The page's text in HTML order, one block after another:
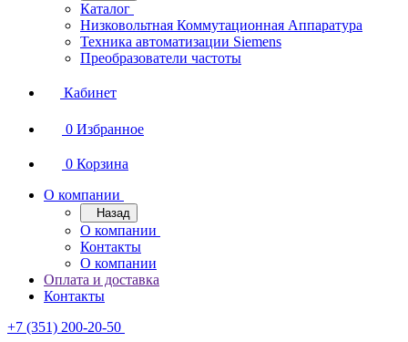
Каталог
Низковольтная Коммутационная Аппаратура
Техника автоматизации Siemens
Преобразователи частоты
Кабинет
0 Избранное
0 Корзина
О компании
Назад
О компании
Контакты
О компании
Оплата и доставка
Контакты
+7 (351) 200-20-50